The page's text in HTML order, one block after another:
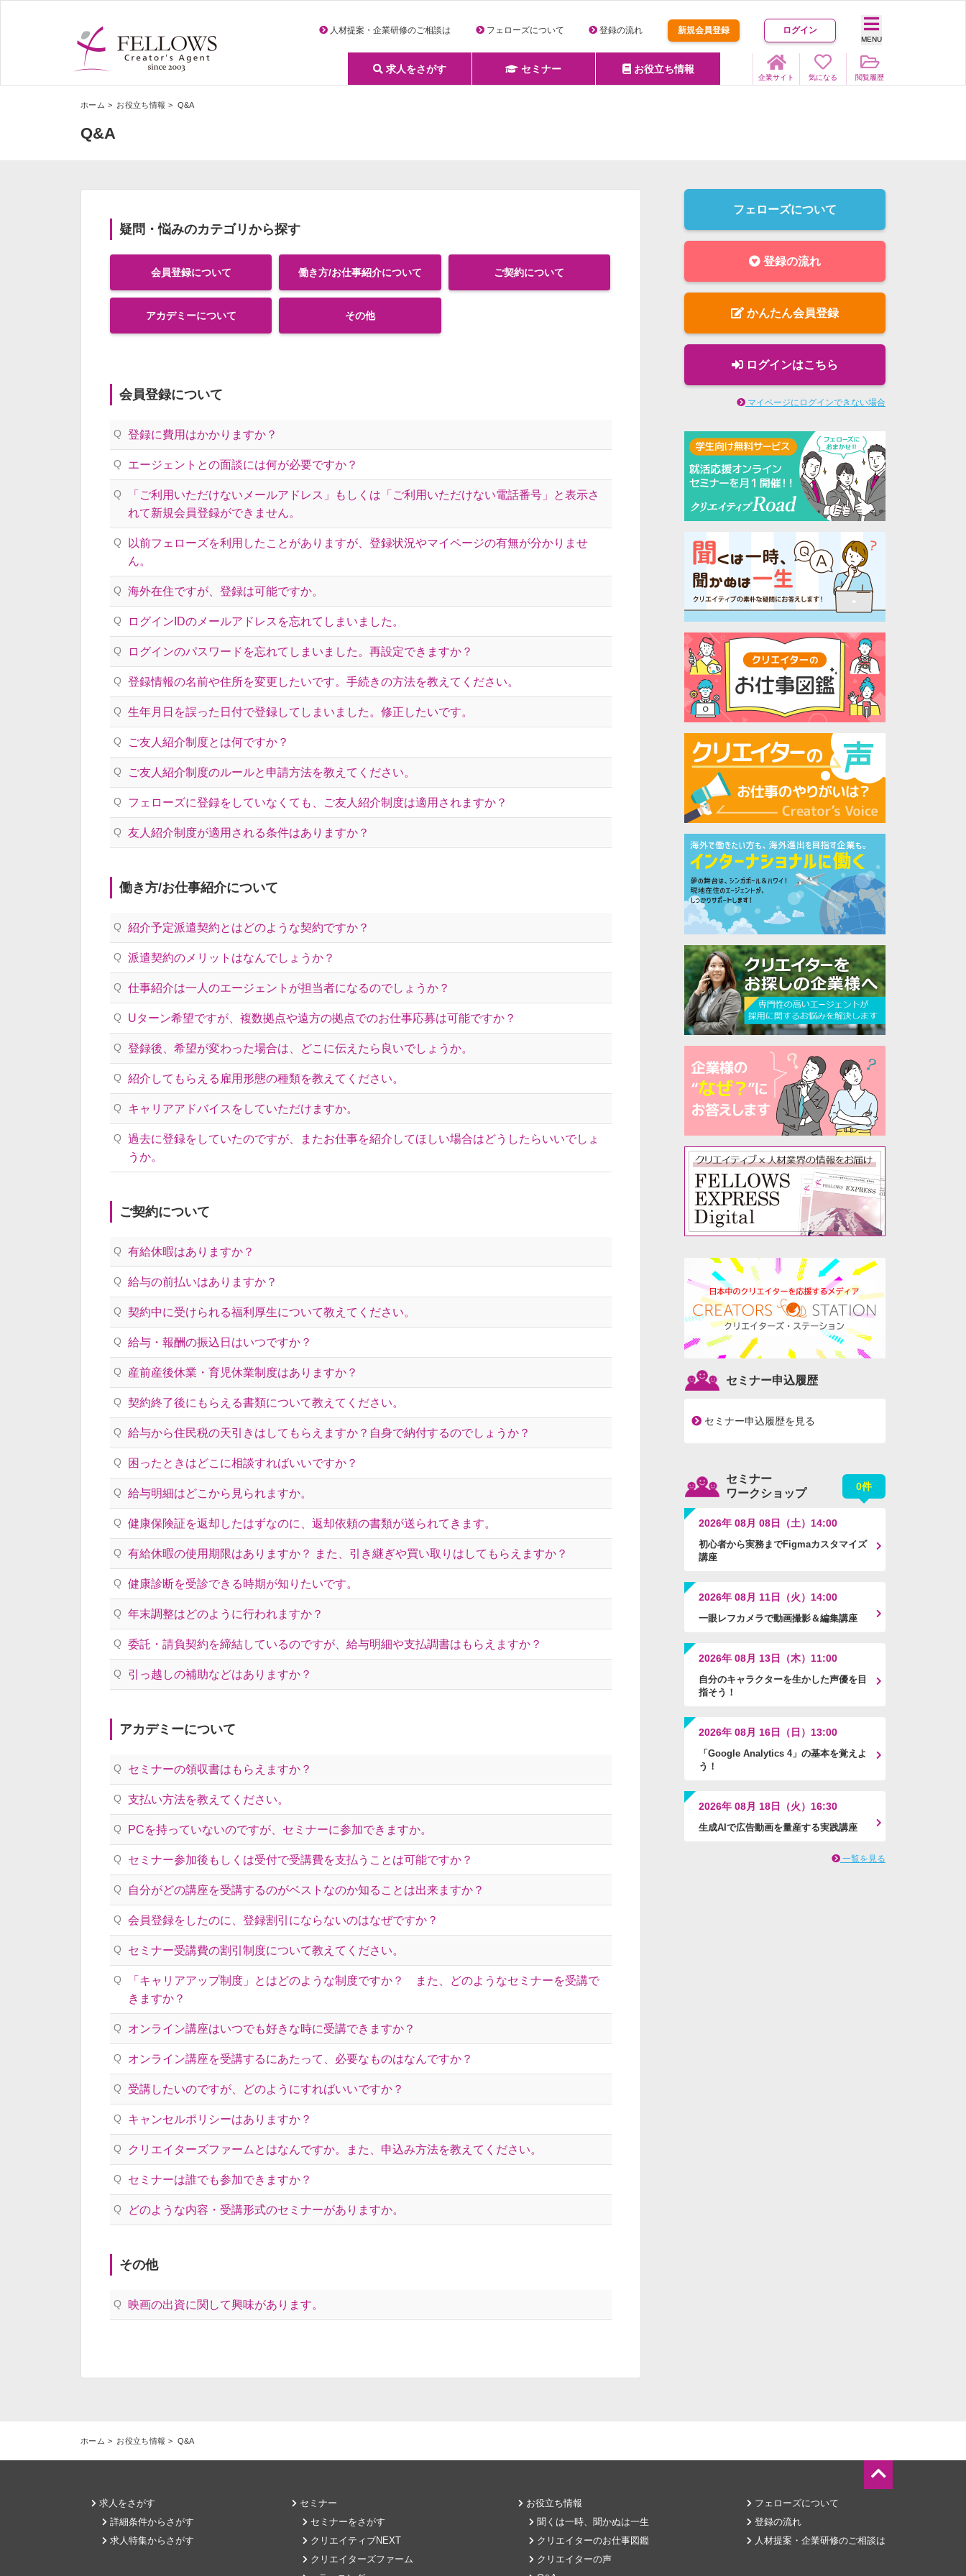
人材提案・企業研修のご相談は フェローズについて 登録の流れ 新規会員登録 ログイン
MENU
求人をさがす セミナー お役立ち情報
企業サイト 気になる 閲覧履歴
ホーム お役立ち情報 Q&A
Q&A
疑問・悩みのカテゴリから探す
会員登録について 働き方/お仕事紹介について ご契約について
アカデミーについて その他
会員登録について
Q 登録に費用はかかりますか？
Q エージェントとの面談には何が必要ですか？
Q
「ご利用いただけないメールアドレス」もしくは「ご利用いただけない電話番号」と表示さ
れて新規会員登録ができません。
Q
以前フェローズを利用したことがありますが、登録状況やマイページの有無が分かりませ
ん。
Q 海外在住ですが、登録は可能ですか。
Q ログインIDのメールアドレスを忘れてしまいました。
Q ログインのパスワードを忘れてしまいました。再設定できますか？
Q 登録情報の名前や住所を変更したいです。手続きの方法を教えてください。
Q 生年月日を誤った日付で登録してしまいました。修正したいです。
Q ご友人紹介制度とは何ですか？
Q ご友人紹介制度のルールと申請方法を教えてください。
Q フェローズに登録をしていなくても、ご友人紹介制度は適用されますか？
Q 友人紹介制度が適用される条件はありますか？
働き方/お仕事紹介について
Q 紹介予定派遣契約とはどのような契約ですか？
Q 派遣契約のメリットはなんでしょうか？
Q 仕事紹介は一人のエージェントが担当者になるのでしょうか？
Q Uターン希望ですが、複数拠点や遠方の拠点でのお仕事応募は可能ですか？
Q 登録後、希望が変わった場合は、どこに伝えたら良いでしょうか。
Q 紹介してもらえる雇用形態の種類を教えてください。
Q キャリアアドバイスをしていただけますか。
Q
過去に登録をしていたのですが、またお仕事を紹介してほしい場合はどうしたらいいでしょ
うか。
ご契約について
Q 有給休暇はありますか？
Q 給与の前払いはありますか？
Q 契約中に受けられる福利厚生について教えてください。
Q 給与・報酬の振込日はいつですか？
Q 産前産後休業・育児休業制度はありますか？
Q 契約終了後にもらえる書類について教えてください。
Q 給与から住民税の天引きはしてもらえますか？自身で納付するのでしょうか？
Q 困ったときはどこに相談すればいいですか？
Q 給与明細はどこから見られますか。
Q 健康保険証を返却したはずなのに、返却依頼の書類が送られてきます。
Q 有給休暇の使用期限はありますか？ また、引き継ぎや買い取りはしてもらえますか？
Q 健康診断を受診できる時期が知りたいです。
Q 年末調整はどのように行われますか？
Q 委託・請負契約を締結しているのですが、給与明細や支払調書はもらえますか？
Q 引っ越しの補助などはありますか？
アカデミーについて
Q セミナーの領収書はもらえますか？
Q 支払い方法を教えてください。
Q PCを持っていないのですが、セミナーに参加できますか。
Q セミナー参加後もしくは受付で受講費を支払うことは可能ですか？
Q 自分がどの講座を受講するのがベストなのか知ることは出来ますか？
Q 会員登録をしたのに、登録割引にならないのはなぜですか？
Q セミナー受講費の割引制度について教えてください。
Q
「キャリアアップ制度」とはどのような制度ですか？ また、どのようなセミナーを受講で
きますか？
Q オンライン講座はいつでも好きな時に受講できますか？
Q オンライン講座を受講するにあたって、必要なものはなんですか？
Q 受講したいのですが、どのようにすればいいですか？
Q キャンセルポリシーはありますか？
Q クリエイターズファームとはなんですか。また、申込み方法を教えてください。
Q セミナーは誰でも参加できますか？
Q どのような内容・受講形式のセミナーがありますか。
その他
Q 映画の出資に関して興味があります。
フェローズについて
登録の流れ
かんたん会員登録
ログインはこちら
マイページにログインできない場合
セミナー申込履歴
セミナー申込履歴を見る
セミナー
ワークショップ
0件
2026年 08月 08日（土）14:00
初心者から実務までFigmaカスタマイズ
講座
2026年 08月 11日（火）14:00
一眼レフカメラで動画撮影＆編集講座
2026年 08月 13日（木）11:00
自分のキャラクターを生かした声優を目
指そう！
2026年 08月 16日（日）13:00
「Google Analytics 4」の基本を覚えよ
う！
2026年 08月 18日（火）16:30
生成AIで広告動画を量産する実践講座
一覧を見る
ホーム お役立ち情報 Q&A
求人をさがす
詳細条件からさがす
求人特集からさがす
セミナー
セミナーをさがす
クリエイティブNEXT
クリエイターズファーム
お役立ち情報
聞くは一時、聞かぬは一生
クリエイターのお仕事図鑑
クリエイターの声
フェローズについて
登録の流れ
人材提案・企業研修のご相談は